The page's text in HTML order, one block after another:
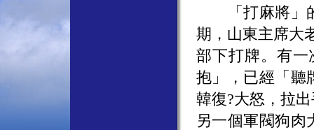
「打麻將」的
期，山東主席大
部下打牌。有一
抱」，已經「聽
韓復?大怒，拉
另一個軍閥狗肉